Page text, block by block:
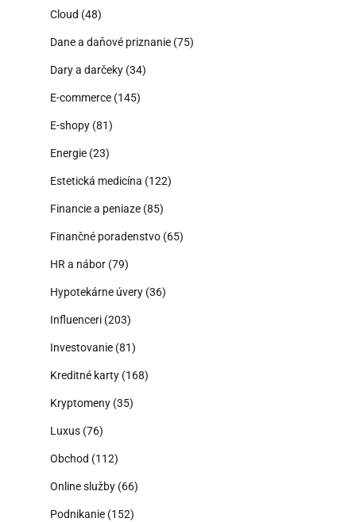
Cloud (48)
Dane a daňové priznanie (75)
Dary a darčeky (34)
E-commerce (145)
E-shopy (81)
Energie (23)
Estetická medicína (122)
Financie a peniaze (85)
Finančné poradenstvo (65)
HR a nábor (79)
Hypotekárne úvery (36)
Influenceri (203)
Investovanie (81)
Kreditné karty (168)
Kryptomeny (35)
Luxus (76)
Obchod (112)
Online služby (66)
Podnikanie (152)